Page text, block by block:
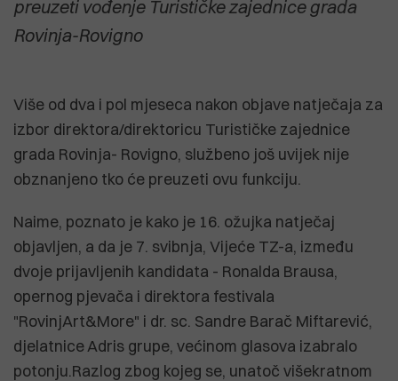
preuzeti vođenje Turističke zajednice grada
Rovinja-Rovigno
Više od dva i pol mjeseca nakon objave natječaja za
izbor direktora/direktoricu Turističke zajednice
grada Rovinja- Rovigno, službeno još uvijek nije
obznanjeno tko će preuzeti ovu funkciju.
Naime, poznato je kako je 16. ožujka natječaj
objavljen, a da je 7. svibnja, Vijeće TZ-a, između
dvoje prijavljenih kandidata - Ronalda Brausa,
opernog pjevača i direktora festivala
"RovinjArt&More" i dr. sc. Sandre Barač Miftarević,
djelatnice Adris grupe, većinom glasova izabralo
potonju.Razlog zbog kojeg se, unatoč višekratnom